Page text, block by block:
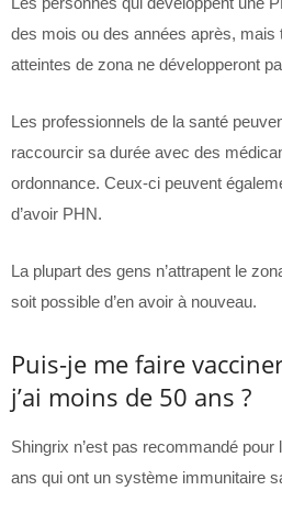
des mois ou des années après, mais
atteintes de zona ne développeront
Les professionnels de la santé
raccourcir sa durée avec des
ordonnance. Ceux-ci peuvent
d’avoir PHN.
La plupart des gens n’attrapent le
soit possible d’en avoir à nouveau.
Puis-je me faire
j’ai moins de 50 ans ?
Shingrix n’est pas recommandé
ans qui ont un système immunitaire